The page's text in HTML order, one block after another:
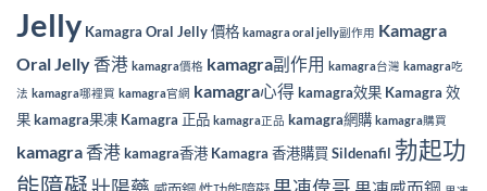
Jelly Kamagra Oral Jelly 價格 kamagra oral jelly副作用 Kamagra
Oral Jelly 香港 kamagra價格 kamagra副作用 kamagra台灣 kamagra吃
法 kamagra哪裡買 kamagra官網 kamagra心得kamagra效果 Kamagra 效
果kamagra果凍 Kamagra 正品 kamagra正品 kamagra網購 kamagra購買
kamagra 香港kamagra香港 Kamagra 香港購買 Sildenafil 勃起功